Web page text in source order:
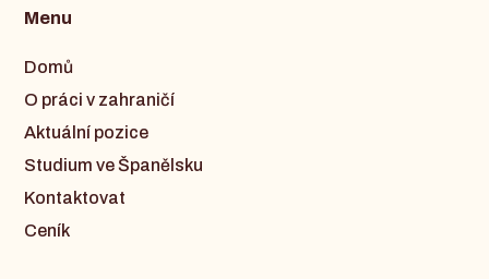
Menu
Domů
O práci v zahraničí
Aktuální pozice
Studium ve Španělsku
Kontaktovat
Ceník